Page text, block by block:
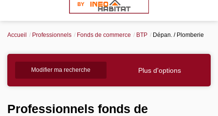
Acheter
Louer
Accueil Professionnels Fonds de commerce BTP Dépan. / Plomberie
Modifier ma recherche Plus d'options
Professionnels fonds de